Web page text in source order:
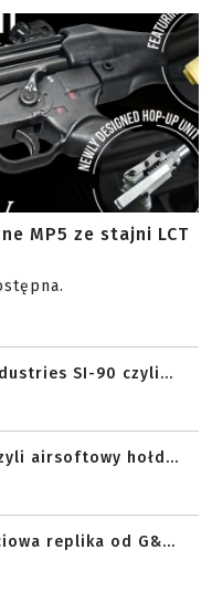
MP5 ze stajni LCT
SI-90 czyli...
airsoftowy hołd...
replika od G&...